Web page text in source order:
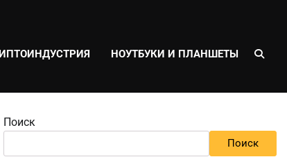
НОУТБУКИ И ПЛАНШЕТЫ
Поиск
Поиск